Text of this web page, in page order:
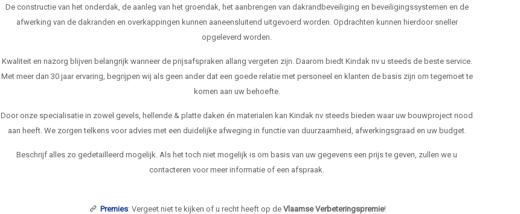
De constructie van het onderdak, de aanleg van het groendak, het aanbrengen van dakrandbeveiliging en beveiligingssystemen en de
afwerking van de dakranden en overkappingen kunnen aaneensluitend uitgevoerd worden. Opdrachten kunnen hierdoor sneller
opgeleverd worden.
Kwaliteit en nazorg blijven belangrijk wanneer de prijsafspraken allang vergeten zijn. Daarom biedt Kindak nv u steeds de beste service.
Met meer dan 30 jaar ervaring, begrijpen wij als geen ander dat een goede relatie met personeel en klanten de basis zijn om tegemoet te
komen aan uw behoefte.
Door onze specialisatie in zowel gevels, hellende & platte daken én materialen kan Kindak nv steeds bieden waar uw bouwproject nood
aan heeft. We zorgen telkens voor advies met een duidelijke afweging in functie van duurzaamheid, afwerkingsgraad en uw budget.
Beschrijf alles zo gedetailleerd mogelijk. Als het toch niet mogelijk is om basis van uw gegevens een prijs te geven, zullen we u
contacteren voor meer informatie of een afspraak.
Premies: Vergeet niet te kijken of u recht heeft op deVlaamse Verbeteringspremie!